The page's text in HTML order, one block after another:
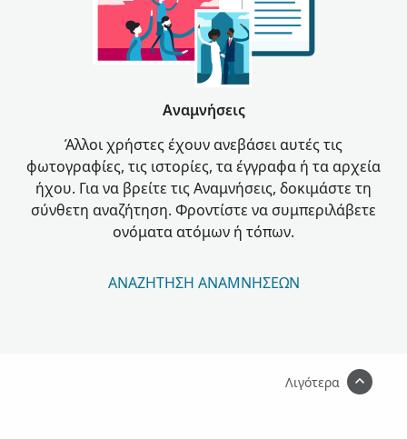
Αναμνήσεις
Άλλοι χρήστες έχουν ανεβάσει αυτές τις
φωτογραφίες, τις ιστορίες, τα έγγραφα ή τα αρχεία
ήχου. Για να βρείτε τις Αναμνήσεις, δοκιμάστε τη
σύνθετη αναζήτηση. Φροντίστε να συμπεριλάβετε
ονόματα ατόμων ή τόπων.
ΑΝΑΖΉΤΗΣΗ ΑΝΑΜΝΉΣΕΩΝ
Λιγότερα